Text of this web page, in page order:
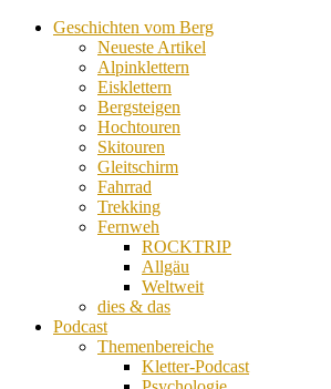
Geschichten vom Berg
Neueste Artikel
Alpinklettern
Eisklettern
Bergsteigen
Hochtouren
Skitouren
Gleitschirm
Fahrrad
Trekking
Fernweh
ROCKTRIP
Allgäu
Weltweit
dies & das
Podcast
Themenbereiche
Kletter-Podcast